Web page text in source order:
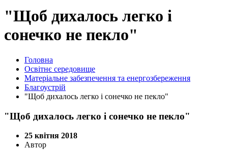
"Щоб дихалось легко і
сонечко не пекло"
Головна
Освітнє середовище
Матеріальне забезпечення та енергозбереження
Благоустрій
"Щоб дихалось легко і сонечко не пекло"
"Щоб дихалось легко і сонечко не пекло"
25 квітня 2018
Автор